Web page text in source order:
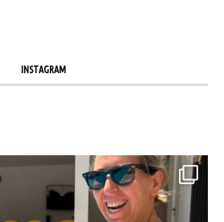
INSTAGRAM